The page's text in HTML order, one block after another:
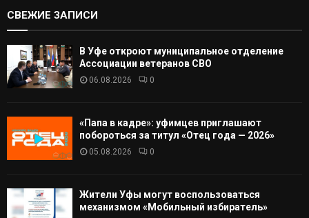
СВЕЖИЕ ЗАПИСИ
В Уфе откроют муниципальное отделение
Ассоциации ветеранов СВО
06.08.2026 0
«Папа в кадре»: уфимцев приглашают
побороться за титул «Отец года — 2026»
05.08.2026 0
Жители Уфы могут воспользоваться
механизмом «Мобильный избиратель»